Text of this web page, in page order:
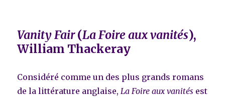
Vanity Fair(La Foire aux vanités),
William Thackeray
Considéré comme un des plus grands romans
de la littérature anglaise,La Foire aux vanités est